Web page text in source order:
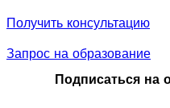
Получить консультацию
Запрос на образование
Подписаться на